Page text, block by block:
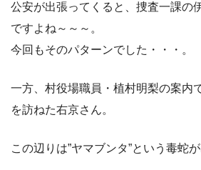
公安が出張ってくると、捜査一課の
ですよね～～～。
今回もそのパターンでした・・・。
一方、村役場職員・植村明梨の案内
を訪ねた右京さん。
この辺りは”ヤマブンタ”という毒蛇が